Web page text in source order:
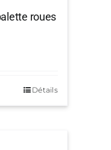
roues
Détails